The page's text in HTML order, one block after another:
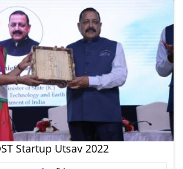
Startup Utsav 2022